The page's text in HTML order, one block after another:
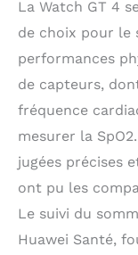
La Watch GT 4
de choix pour le
performances
de capteurs,
fréquence
mesurer la
jugées précises
ont pu les
Le suivi du
Huawei Santé,